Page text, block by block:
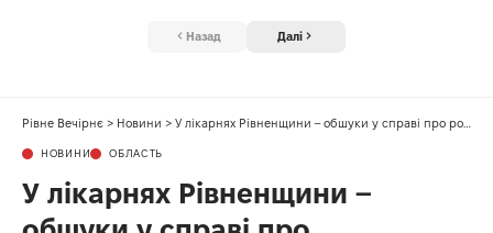
Назад Далі
Рівне Вечірнє > Новини > У лікарнях Рівненщини – обшуки у справі про розкрадання медичних коштів
НОВИНИ ОБЛАСТЬ
У лікарнях Рівненщини –